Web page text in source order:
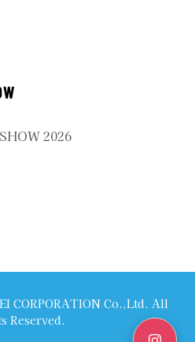
2026
CORPORATION Co.,Ltd. All
Reserved.